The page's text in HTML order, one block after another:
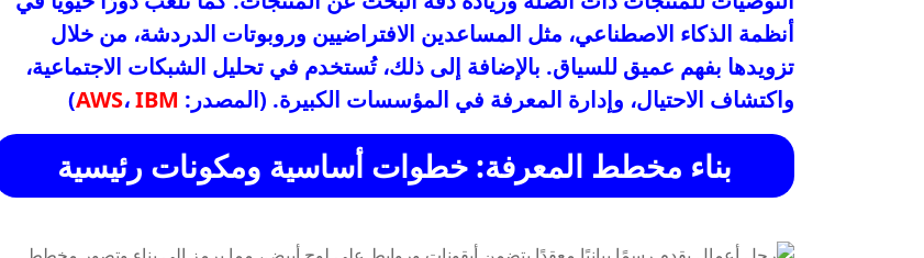
أنظمة الذكاء الاصطناعي، مثل المساعدين الافتراضيين وروبوتات الدردشة، من خلال
تزويدها بفهم عميق للسياق. بالإضافة إلى ذلك، تُستخدم في تحليل الشبكات الاجتماعية،
واكتشاف الاحتيال، وإدارة المعرفة في المؤسسات الكبيرة. (المصدر:
AWS،IBM
)
بناء مخطط المعرفة: خطوات أساسية ومكونات رئيسية